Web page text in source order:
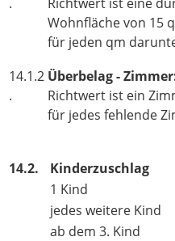
Wohnfläche von 15
für jeden qm
14.1.2
.
Überbelag -
Richtwert ist ein
für jedes fehlende
14.2.
Kinderzuschlag
1 Kind
jedes weitere Kind
ab dem 3. Kind